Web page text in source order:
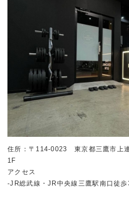
住所：〒114-0023 東京都三鷹市上
1F
アクセス
-JR総武線・JR中央線三鷹駅南口徒歩